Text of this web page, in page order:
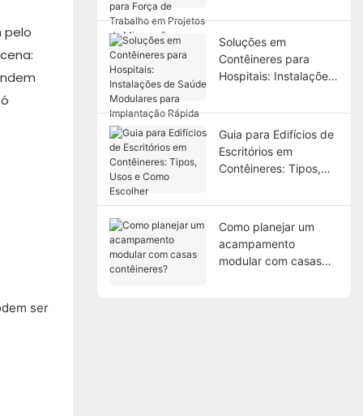
pelo
ser
Trabalho em Projetos
de Mineração
Remotos
Soluções em
Contêineres para
Hospitais: Instalações
para Implantação
Rápida
Guia para Edifícios de
Escritórios em
Contêineres: Tipos,
Como planejar um
acampamento
modular com casas